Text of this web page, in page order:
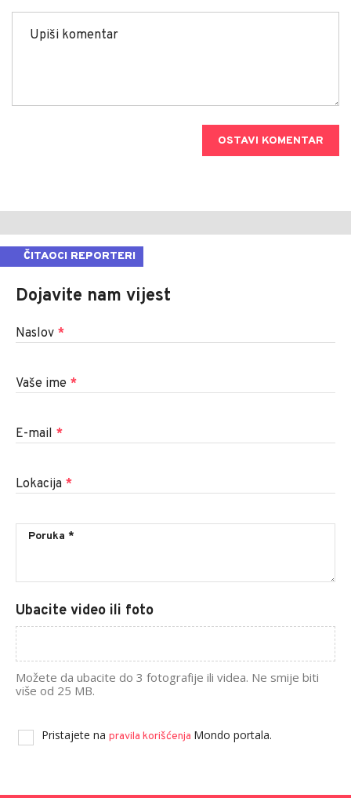
OSTAVI KOMENTAR
ČITAOCI REPORTERI
Dojavite nam vijest
Naslov *
Vaše ime *
E-mail *
Lokacija *
Ubacite video ili foto
Možete da ubacite do 3 fotografije ili videa. Ne smije biti
više od 25 MB.
Pristajete na pravila korišćenja Mondo portala.